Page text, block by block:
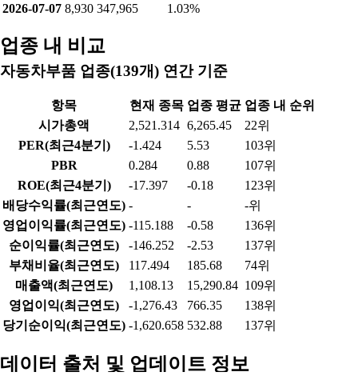
2026-07-07 8,930 347,965 1.03%
업종 내 비교
자동차부품 업종(139개) 연간 기준
항목 현재 종목 업종 평균 업종 내 순위
시가총액
2,521.314 6,265.45
22위
PER(최근4분기)
-1.424 5.53
103위
PBR
0.284 0.88
107위
ROE(최근4분기)
-17.397 -0.18
123위
배당수익률(최근연도) - -
-위
영업이익률(최근연도) -115.188 -0.58
136위
순이익률(최근연도)
-146.252 -2.53
137위
부채비율(최근연도)
117.494 185.68
74위
매출액(최근연도)
1,108.13 15,290.84 109위
영업이익(최근연도)
-1,276.43 766.35
138위
당기순이익(최근연도) -1,620.658 532.88 137위
데이터 출처 및 업데이트 정보